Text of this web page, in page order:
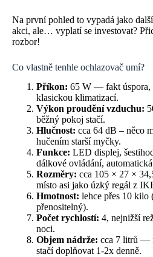
Na první pohled to vypadá jako
akci, ale… vyplatí se investovat?
rozbor!
Co vlastně tenhle ochlazovač umí?
Příkon: 65 W — fakt úspora,
klasickou klimatizací.
Výkon proudění vzduchu:
běžný pokoj stačí.
Hlučnost: cca 64 dB – něco
hučením starší myčky.
Funkce: LED displej,
dálkové ovládání,
Rozměry: cca 105 × 27 ×
místo asi jako úzký regál z
Hmotnost: lehce přes 10 kilo
přenositelný).
Počet rychlostí: 4, nejnižší
noci.
Objem nádrže: cca 7 litrů —
stačí doplňovat 1-2x denně.